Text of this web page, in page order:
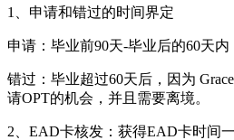
1、申请和错过的时间界定
申请：毕业前90天-毕业后的60天内
错过：毕业超过60天后，因为
请OPT的机会，并且需要离境。
2、EAD卡核发：获得EAD卡时间